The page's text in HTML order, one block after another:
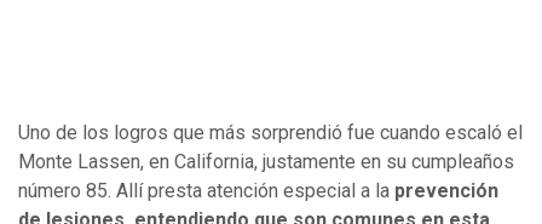
Uno de los logros que más sorprendió fue cuando escaló el
Monte Lassen, en California, justamente en su cumpleaños
número 85. Allí presta atención especial a la prevención